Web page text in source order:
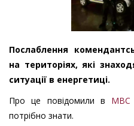
Послаблення
на територіях, які
ситуації в енергетиці.
Про це повідомили в МВС
потрібно знати.